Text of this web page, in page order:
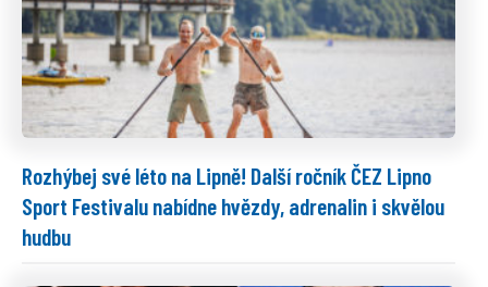
Rozhýbej své léto na Lipně! Další ročník ČEZ Lipno
Sport Festivalu nabídne hvězdy, adrenalin i skvělou
hudbu